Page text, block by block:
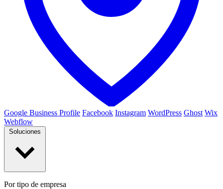
Google Business Profile Facebook Instagram WordPress Ghost Wix
Webflow
Por tipo de empresa